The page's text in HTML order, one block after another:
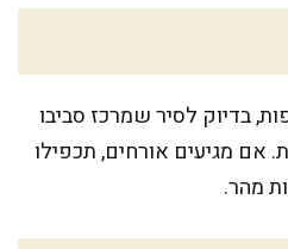
ל-6 מנות יפות, בדיוק לסיר שמרכז סביבו
אם מגיעים אורחים, תכפילו
מהר.